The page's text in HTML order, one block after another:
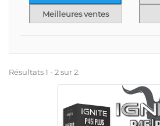
Meilleures ventes
Résultats 1 - 2 sur 2.